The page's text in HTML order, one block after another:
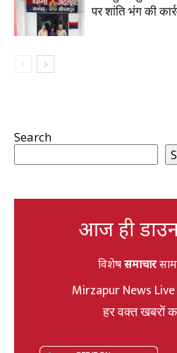
पर शांति भंग की
Search
आज ही
विशेषसमाचार
Mirzapur News
हर वक्त खबरों